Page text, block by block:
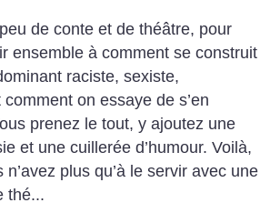
de conte et de théâtre, pour
ensemble à comment se construit
raciste, sexiste,
on essaye de s’en
prenez le tout, y ajoutez une
et une cuillerée d’humour. Voilà,
n’avez plus qu’à le servir avec une
thé...